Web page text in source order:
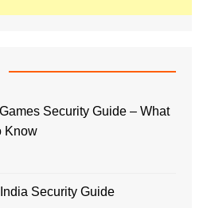
Security Guide – What
Know
Security Guide